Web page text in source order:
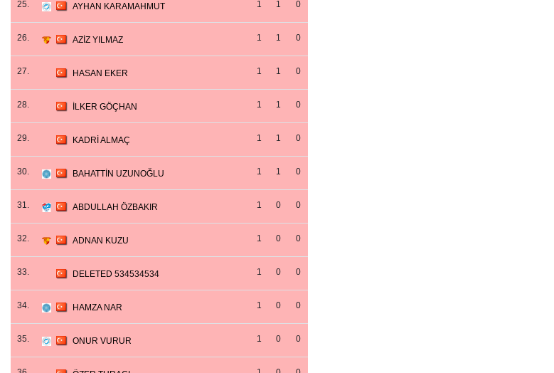
25. AYHAN KARAMAHMUT 1 1 0
26. AZİZ YILMAZ 1 1 0
27. HASAN EKER 1 1 0
28. İLKER GÖÇHAN 1 1 0
29. KADRİ ALMAÇ 1 1 0
30. BAHATTİN UZUNOĞLU 1 1 0
31. ABDULLAH ÖZBAKIR 1 0 0
32. ADNAN KUZU 1 0 0
33. DELETED 534534534 1 0 0
34. HAMZA NAR 1 0 0
35. ONUR VURUR 1 0 0